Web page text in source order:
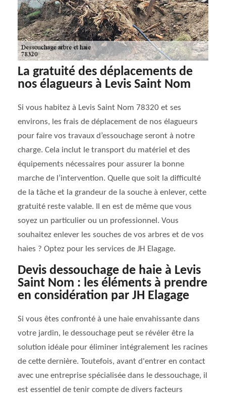
La gratuité des déplacements de
nos élagueurs à Levis Saint Nom
Si vous habitez à Levis Saint Nom 78320 et ses
environs, les frais de déplacement de nos élagueurs
pour faire vos travaux d’essouchage seront à notre
charge. Cela inclut le transport du matériel et des
équipements nécessaires pour assurer la bonne
marche de l’intervention. Quelle que soit la difficulté
de la tâche et la grandeur de la souche à enlever, cette
gratuité reste valable. Il en est de même que vous
soyez un particulier ou un professionnel. Vous
souhaitez enlever les souches de vos arbres et de vos
haies ? Optez pour les services de JH Elagage.
Devis dessouchage de haie à Levis
Saint Nom : les éléments à prendre
en considération par JH Elagage
Si vous êtes confronté à une haie envahissante dans
votre jardin, le dessouchage peut se révéler être la
solution idéale pour éliminer intégralement les racines
de cette dernière. Toutefois, avant d'entrer en contact
avec une entreprise spécialisée dans le dessouchage, il
est essentiel de tenir compte de divers facteurs